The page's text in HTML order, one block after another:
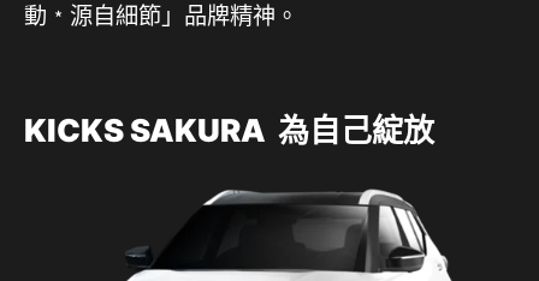
動﹡源自細節」品牌精神。
KICKS SAKURA 為自己綻放